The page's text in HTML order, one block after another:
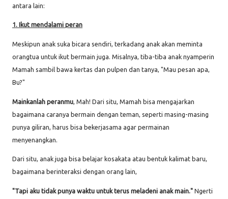
antara lain:
1. Ikut mendalami peran
Meskipun anak suka bicara sendiri, terkadang anak akan meminta
orangtua untuk ikut bermain juga. Misalnya, tiba-tiba anak nyamperin
Mamah sambil bawa kertas dan pulpen dan tanya, "Mau pesan apa,
Bu?"
Mainkanlah peranmu , Mah! Dari situ, Mamah bisa mengajarkan
bagaimana caranya bermain dengan teman, seperti masing-masing
punya giliran, harus bisa bekerjasama agar permainan
menyenangkan.
Dari situ, anak juga bisa belajar kosakata atau bentuk kalimat baru,
bagaimana berinteraksi dengan orang lain,
"Tapi aku tidak punya waktu untuk terus meladeni anak main." Ngerti